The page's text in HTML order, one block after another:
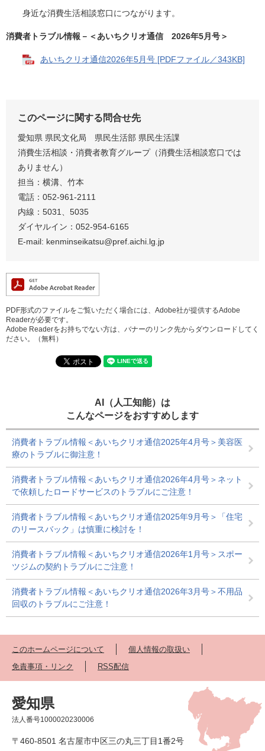
身近な消費生活相談窓口につながります。
消費者トラブル情報－＜あいちクリオ通信 2026年5月号＞
あいちクリオ通信2026年5月号 [PDFファイル／343KB]
このページに関する問合せ先
愛知県 県民文化局 県民生活部 県民生活課
消費生活相談・消費者教育グループ（消費生活相談窓口では
ありません）
担当：横溝、竹本
電話：052-961-2111
内線：5031、5035
ダイヤルイン：052-954-6165
E-mail: kenminseikatsu@pref.aichi.lg.jp
PDF形式のファイルをご覧いただく場合には、Adobe社が提供するAdobe
Readerが必要です。
Adobe Readerをお持ちでない方は、バナーのリンク先からダウンロードしてく
ださい。（無料）
AI（人工知能）は
こんなページをおすすめします
消費者トラブル情報＜あいちクリオ通信2025年4月号＞美容医
療のトラブルに御注意！
消費者トラブル情報＜あいちクリオ通信2026年4月号＞ネット
で依頼したロードサービスのトラブルにご注意！
消費者トラブル情報＜あいちクリオ通信2025年9月号＞「住宅
のリースバック」は慎重に検討を！
消費者トラブル情報＜あいちクリオ通信2026年1月号＞スポー
ツジムの契約トラブルにご注意！
消費者トラブル情報＜あいちクリオ通信2026年3月号＞不用品
回収のトラブルにご注意！
このホームページについて
個人情報の取扱い
免責事項・リンク
RSS配信
愛知県
法人番号1000020230006
〒460-8501 名古屋市中区三の丸三丁目1番2号